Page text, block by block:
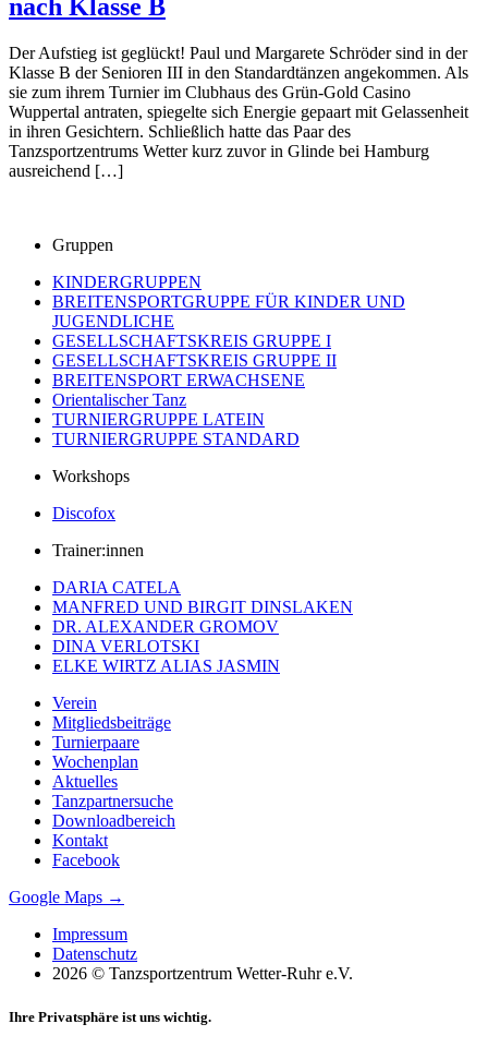
nach Klasse B
Der Aufstieg ist geglückt! Paul und Margarete Schröder sind in der
Klasse B der Senioren III in den Standardtänzen angekommen. Als
sie zum ihrem Turnier im Clubhaus des Grün-Gold Casino
Wuppertal antraten, spiegelte sich Energie gepaart mit Gelassenheit
in ihren Gesichtern. Schließlich hatte das Paar des
Tanzsportzentrums Wetter kurz zuvor in Glinde bei Hamburg
ausreichend […]
Gruppen
KINDERGRUPPEN
BREITENSPORTGRUPPE FÜR KINDER UND
JUGENDLICHE
GESELLSCHAFTSKREIS GRUPPE I
GESELLSCHAFTSKREIS GRUPPE II
BREITENSPORT ERWACHSENE
Orientalischer Tanz
TURNIERGRUPPE LATEIN
TURNIERGRUPPE STANDARD
Workshops
Discofox
Trainer:innen
DARIA CATELA
MANFRED UND BIRGIT DINSLAKEN
DR. ALEXANDER GROMOV
DINA VERLOTSKI
ELKE WIRTZ ALIAS JASMIN
Verein
Mitgliedsbeiträge
Turnierpaare
Wochenplan
Aktuelles
Tanzpartnersuche
Downloadbereich
Kontakt
Facebook
Google Maps →
Impressum
Datenschutz
2026 © Tanzsportzentrum Wetter-Ruhr e.V.
Ihre Privatsphäre ist uns wichtig.